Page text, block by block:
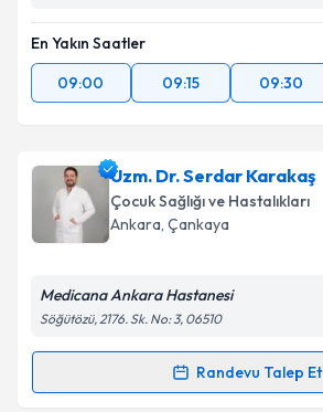
En Yakın Saatler
09:00
09:15 09:30
Uzm. Dr. Serdar Karakaş
Çocuk Sağlığı ve Hastalıkları
Ankara, Çankaya
Medicana Ankara Hastanesi
Söğütözü, 2176. Sk. No: 3, 06510
Randevu Talep Et
Randevu Takvimi Talebi